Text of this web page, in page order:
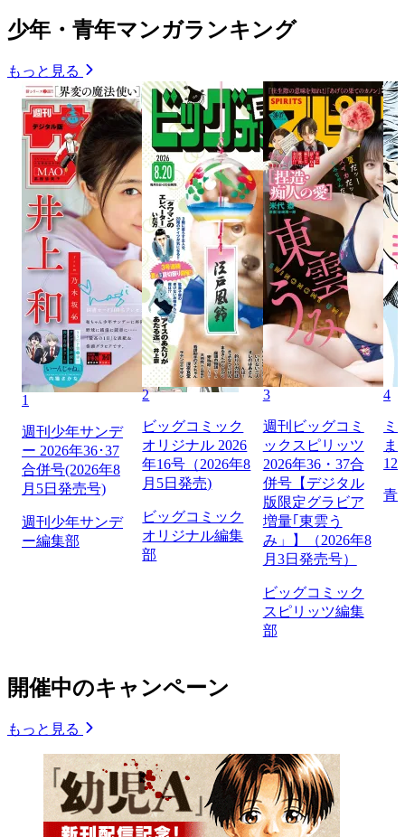
少年・青年マンガランキング
もっと見る
1
週刊少年サンデ
ー 2026年36･37
合併号(2026年8
月5日発売号)
週刊少年サンデ
ー編集部
2
ビッグコミック
オリジナル 2026
年16号（2026年8
月5日発売)
ビッグコミック
オリジナル編集
部
3
週刊ビッグコミ
ックスピリッツ
2026年36・37合
併号【デジタル
版限定グラビア
増量｢東雲う
み」】（2026年8
月3日発売号）
ビッグコミック
スピリッツ編集
部
4
ミ
ま
129
青
開催中のキャンペーン
もっと見る